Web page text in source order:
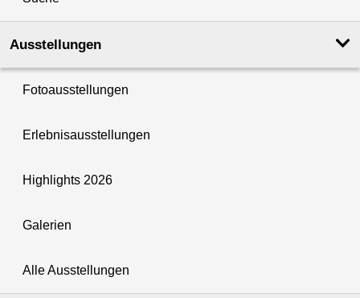
Ausstellungen
Fotoausstellungen
Erlebnisausstellungen
Highlights 2026
Galerien
Alle Ausstellungen